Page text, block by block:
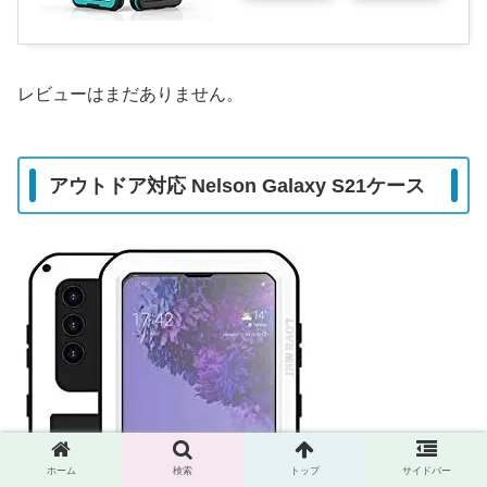
レビューはまだありません。
アウトドア対応 Nelson Galaxy S21ケース
ホーム 検索 トップ サイドバー